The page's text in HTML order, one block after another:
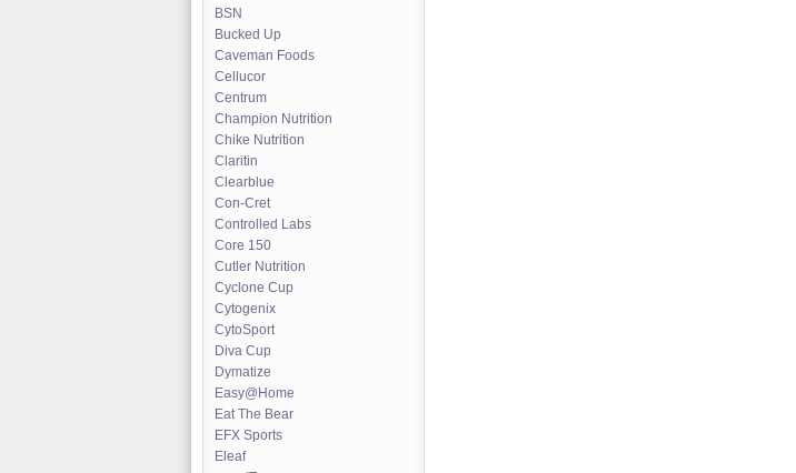
BSN
Bucked Up
Caveman Foods
Cellucor
Centrum
Champion Nutrition
Chike Nutrition
Claritin
Clearblue
Con-Cret
Controlled Labs
Core 150
Cutler Nutrition
Cyclone Cup
Cytogenix
CytoSport
Diva Cup
Dymatize
Easy@Home
Eat The Bear
EFX Sports
Eleaf